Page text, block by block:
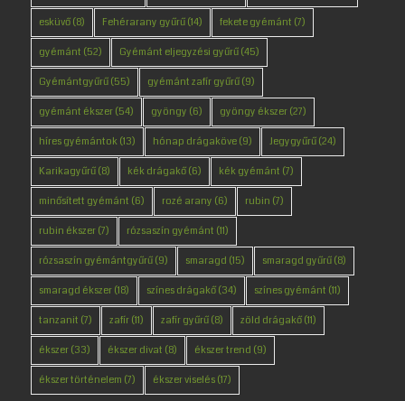
esküvő(8) Fehérarany gyűrű(14) fekete gyémánt (7)
gyémánt (52) Gyémánt eljegyzési gyűrű(45)
Gyémántgyűrű(55) gyémánt zafír gyűrű(9)
gyémánt ékszer(54) gyöngy (6) gyöngy ékszer(27)
híres gyémántok(13) hónap drágaköve(9) Jegygyűrű(24)
Karikagyűrű(8) kék drágakő(6) kék gyémánt (7)
minősített gyémánt (6) rozé arany (6) rubin (7)
rubin ékszer(7) rózsaszín gyémánt (11)
rózsaszín gyémántgyűrű(9) smaragd (15) smaragd gyűrű(8)
smaragd ékszer(18) színes drágakő(34) színes gyémánt (11)
tanzanit (7) zafír(11) zafír gyűrű(8) zöld drágakő(11)
ékszer(33) ékszer divat (8) ékszer trend (9)
ékszer történelem (7) ékszer viselés(17)